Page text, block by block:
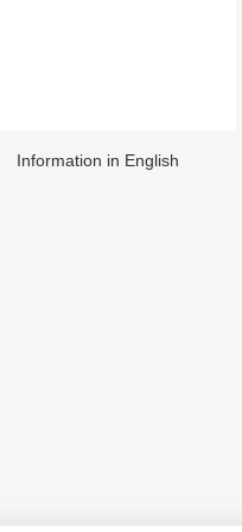
Information in English